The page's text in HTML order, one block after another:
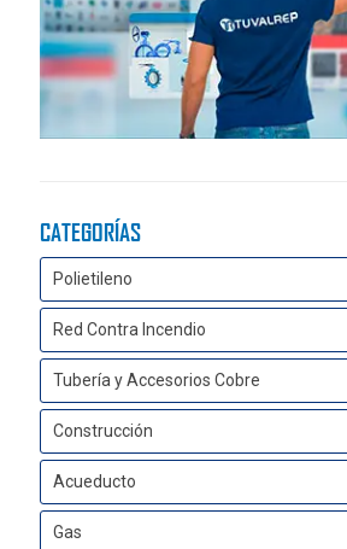
CATEGORÍAS
Polietileno
Red Contra Incendio
Tubería y Accesorios Cobre
Construcción
Acueducto
Gas